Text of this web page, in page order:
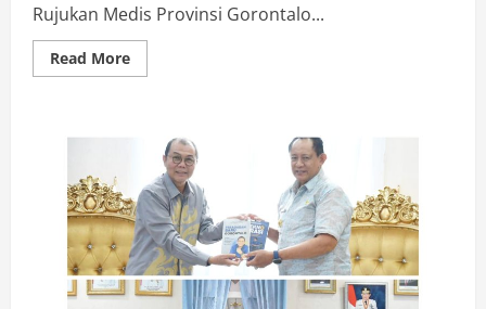
Rujukan Medis Provinsi Gorontalo...
Read MoreRead
more
Rumah
Singgah
Rujukan
Medis
Pemprov
Gorontalo
di
Jakarta.